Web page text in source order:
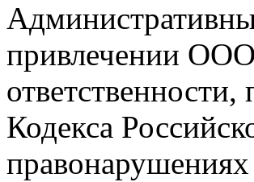
привлечении
Кодекса